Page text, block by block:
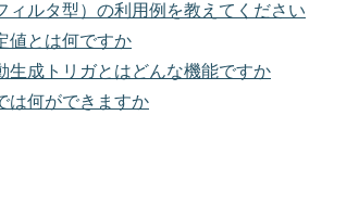
ィルタ型）の利用例を教えてください
値とは何ですか
生成トリガとはどんな機能ですか
は何ができますか